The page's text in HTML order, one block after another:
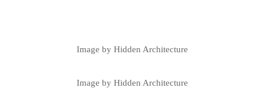
Image by Hidden Architecture
Image by Hidden Architecture